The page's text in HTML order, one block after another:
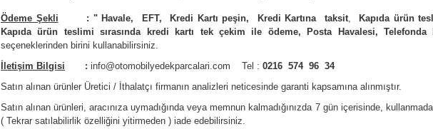
Ödeme Şekli : " Havale, EFT, Kredi Kartı peşin, Kredi Kartına taksit,
Kapıda ürün
Kapıda ürün teslimi sırasında kredi kartı tek çekim ile ödeme, Posta Havalesi,
seçeneklerinden birini kullanabilirsiniz.
İletişim Bilgisi : info@otomobilyedekparcalari.com Tel : 0216 574 96 34
Satın alınan ürünler Üretici / İthalatçı firmanın analizleri neticesinde garanti kapsamına alınmıştır.
Satın alınan ürünleri, aracınıza uymadığında veya memnun kalmadığınızda 7 gün içerisinde,
( Tekrar satılabilirlik özelliğini yitirmeden ) iade edebilirsiniz.